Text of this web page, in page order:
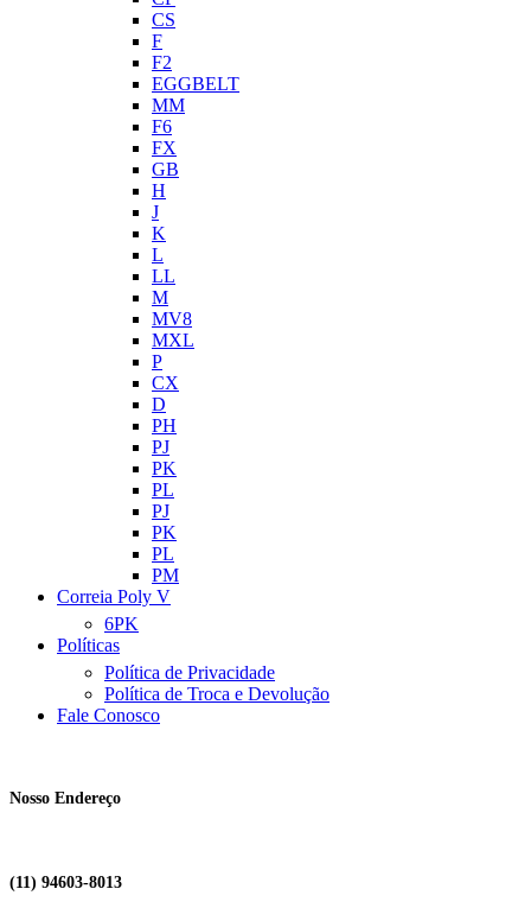
CS
F
F2
EGGBELT
MM
F6
FX
GB
H
J
K
L
LL
M
MV8
MXL
P
CX
D
PH
PJ
PK
PL
PJ
PK
PL
PM
Correia Poly V
6PK
Políticas
Política de Privacidade
Política de Troca e Devolução
Fale Conosco
Nosso Endereço
(11) 94603-8013